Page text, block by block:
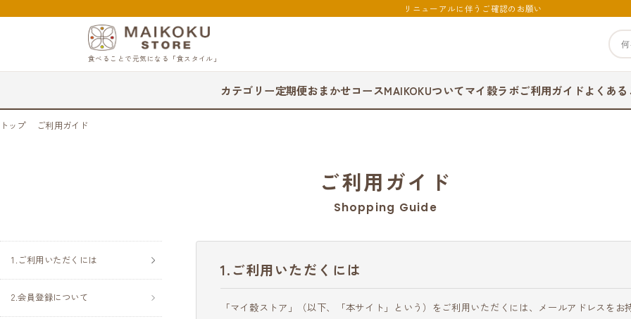
リニューアルに伴うご確認のお願い
食べることで元気になる「食スタイル」
カテゴリー定期便おまかせコースMAIKOKUついてマイ穀ラボご利用ガイドよくあ
トップ ご利用ガイド
ご利用ガイド
Shopping Guide
ご利用いただくには
会員登録について
ご利用いただくには
「マイ穀ストア」（以下、「本サイト」という）をご利用いただくには、メールアドレスをお